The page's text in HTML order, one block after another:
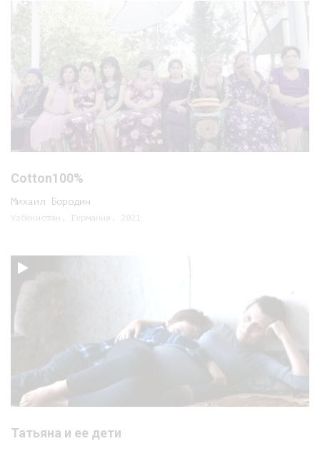
Cotton100%
Михаил Бородин
Узбекистан, Германия, 2021
Татьяна и ее дети